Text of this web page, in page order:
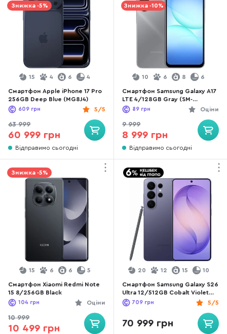
Знижка -5%
15 4 6 4
Смартфон Apple iPhone 17 Pro
256GB Deep Blue (MG8J4)
5/5
609 грн
63 999
60 999 грн
Відправимо сьогодні
Знижка -10%
10 6 8 6
Смартфон Samsung Galaxy A17
LTE 4/128GB Gray (SM-
A175FZABEUC)
Оціни
89 грн
9 999
8 999 грн
Відправимо сьогодні
Знижка -5%
15 6 6 5
Смартфон Xiaomi Redmi Note
15 8/256GB Black
Оціни
104 грн
10 999
10 499 грн
20 12 15 10
Смартфон Samsung Galaxy S26
Ultra 12/512GB Cobalt Violet
(SM-S948BZVGEUC)
5/5
709 грн
70 999 грн